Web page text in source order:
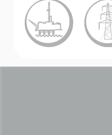
Akademie